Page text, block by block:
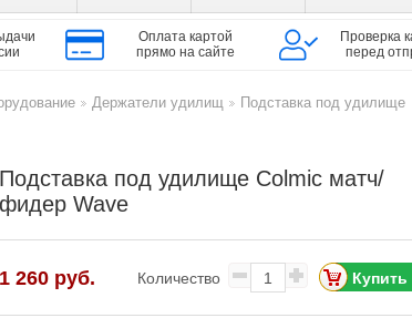
Оплата картой
прямо на сайте
Проверка
перед
Держатели удилищ
Подставка под удилище
Подставка под удилище Colmic матч/
фидер Wave
1 260 руб. Количество